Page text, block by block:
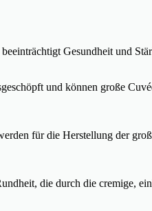
Gesundheit und
und können große
für die Herstellung der
die durch die cremige,